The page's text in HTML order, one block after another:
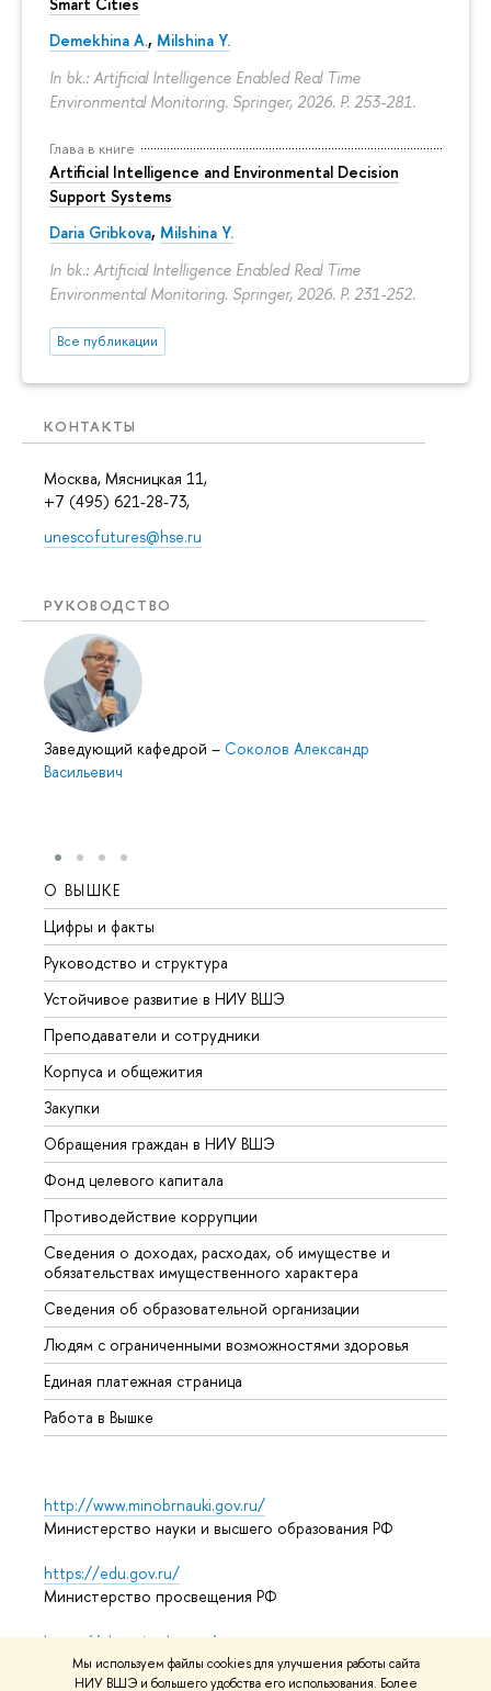
Мы используем файлы cookies для улучшения работы сайта
НИУ ВШЭ и большего удобства его использования. Более
Demekhina A., Milshina Y.
In bk.: Artificial Intelligence Enabled Real Time
Environmental Monitoring. Springer, 2026. P. 253-281.
Глава в книге
Artificial Intelligence and Environmental Decision
Support Systems
Daria Gribkova, Milshina Y.
In bk.: Artificial Intelligence Enabled Real Time
Environmental Monitoring. Springer, 2026. P. 231-252.
Все публикации
КОНТАКТЫ
Москва, Мясницкая 11,
+7 (495) 621-28-73,
unescofutures@hse.ru
РУКОВОДСТВО
Заведующий кафедрой – Соколов Александр
Васильевич
О ВЫШКЕ
Цифры и факты
Руководство и структура
Устойчивое развитие в НИУ ВШЭ
Преподаватели и сотрудники
Корпуса и общежития
Закупки
Обращения граждан в НИУ ВШЭ
Фонд целевого капитала
Противодействие коррупции
Сведения о доходах, расходах, об имуществе и
обязательствах имущественного характера
Сведения об образовательной организации
Людям с ограниченными возможностями здоровья
Единая платежная страница
Работа в Вышке
http://www.minobrnauki.gov.ru/
Министерство науки и высшего образования РФ
https://edu.gov.ru/
Министерство просвещения РФ
https://elearning.hse.ru/mooc
Массовые открытые онлайн-курсы